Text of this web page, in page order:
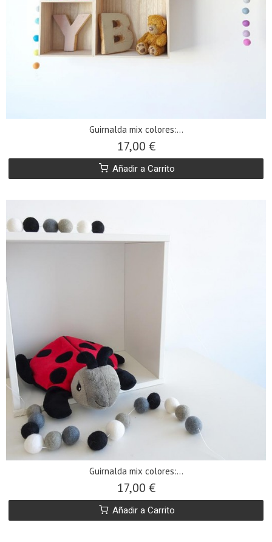
Guirnalda mix colores:...
17,00 €
Añadir a Carrito
Guirnalda mix colores:...
17,00 €
Añadir a Carrito